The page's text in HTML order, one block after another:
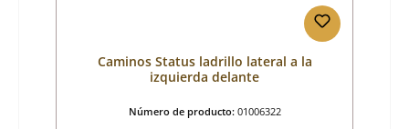
Caminos Status ladrillo lateral a la
izquierda delante
Número de producto: 01006322